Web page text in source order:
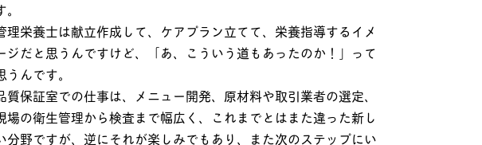
理栄養士は献立作成して、ケアプラン立てて、栄養指導するイメ
ジだと思うんですけど、「あ、こういう道もあったのか！」って
うんです。
質保証室での仕事は、メニュー開発、原材料や取引業者の選定、
場の衛生管理から検査まで幅広く、これまでとはまた違った新し
分野ですが、逆にそれが楽しみでもあり、また次のステップにい